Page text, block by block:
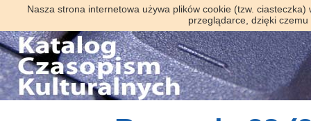
Nasza strona internetowa używa plików cookie (tzw.
przeglądarce, dzięki